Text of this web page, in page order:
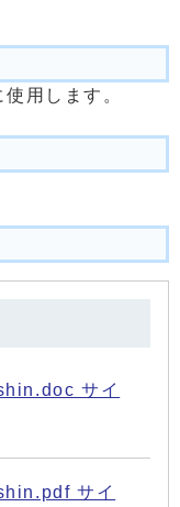
用します。
サイ
サイ